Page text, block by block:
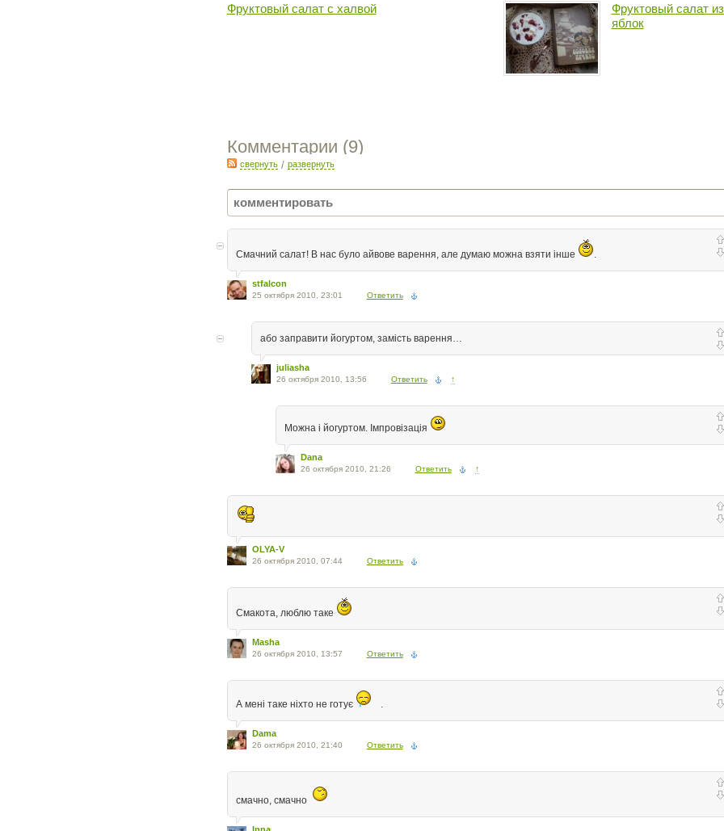
Фруктовый салат с халвой
Фруктовый салат
яблок
Комментарии (9)
свернуть/ развернуть
Смачний салат! В нас було айвове варення, але думаю можна взяти інше
stfalcon
25 октября 2010, 23:01 Ответить
або заправити йогуртом, замість варення…
juliasha
26 октября 2010, 13:56 Ответить ↑
Можна і йогуртом. Імпровізація
Dana
26 октября 2010, 21:26 Ответить ↑
OLYA-V
26 октября 2010, 07:44 Ответить
Смакота, люблю таке
Masha
26 октября 2010, 13:57 Ответить
А мені таке ніхто не готує
Dama
26 октября 2010, 21:40 Ответить
смачно, смачно